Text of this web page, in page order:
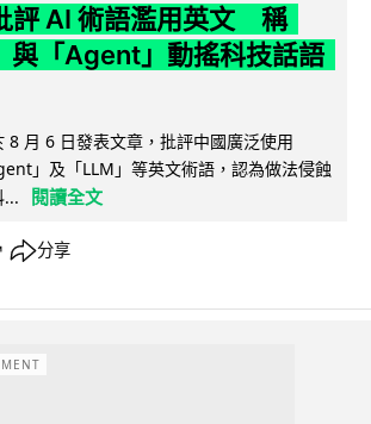
評 AI 術語濫用英文 稱
與「Agent」動搖科技話語
8 月 6 日發表文章，批評中國廣泛使用
」及「LLM」等英文術語，認為做法侵蝕
...
閱讀全文
分享